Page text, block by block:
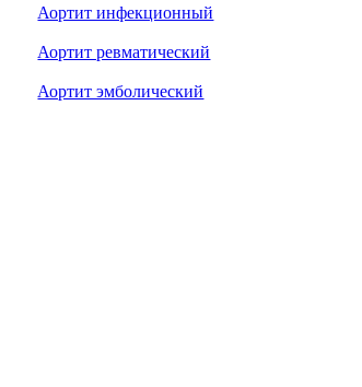
Аортит инфекционный
Аортит ревматический
Аортит эмболический